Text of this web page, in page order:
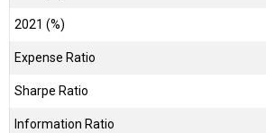
2021 (%)
Expense Ratio
Sharpe Ratio
Information Ratio